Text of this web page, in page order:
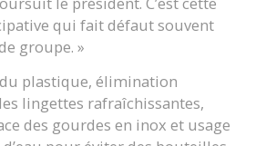
qui fait défaut souvent
groupe. »
plastique, élimination
lingettes rafraîchissantes,
des gourdes en inox et usage